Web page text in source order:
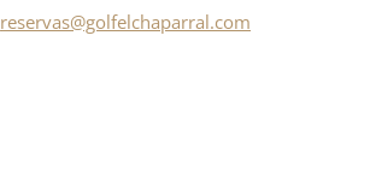
reservas@golfelchaparral.com